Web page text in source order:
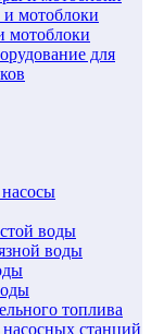
и мотоблоки
мотоблоки
для
воды
воды
топлива
станций